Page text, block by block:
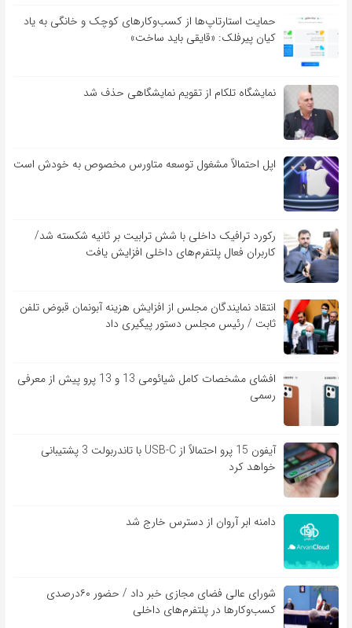
حمایت استارتاپ‌ها از کسب‌وکارهای کوچک و خانگی به یاد
کیان پیرفلک: «قایقی باید ساخت»
نمایشگاه تلکام از تقویم نمایشگاهی حذف شد
اپل احتمالاً مشغول توسعه متاورس مخصوص به خودش است
رکورد ترافیک داخلی با شش ترابیت بر ثانیه شکسته شد/
کاربران فعال پلتفرم‌های داخلی افزایش یافت
انتقاد نمایندگان مجلس از افزایش هزینه آبونمان قبوض تلفن
ثابت / رئیس مجلس دستور پیگیری داد
افشای مشخصات کامل شیائومی 13 و 13 پرو پیش از معرفی
رسمی
آیفون 15 پرو احتمالاً از USB-C با تاندربولت 3 پشتیبانی
خواهد کرد
دامنه ابر آروان از دسترس خارج شد
شورای عالی فضای مجازی خبر داد / حضور ۶۰درصدی
کسب‌و‌کارها در پلتفرم‌های داخلی